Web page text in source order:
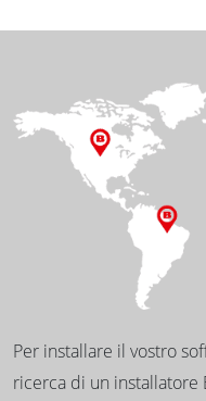
Per installare il vostro
ricerca di un installatore